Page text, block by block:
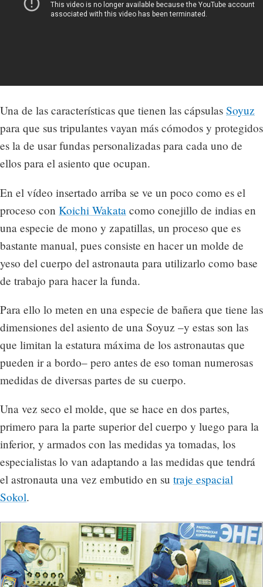
Una de las características que tienen las cápsulas Soyuz
para que sus tripulantes vayan más cómodos y protegidos
es la de usar fundas personalizadas para cada uno de
ellos para el asiento que ocupan.
En el vídeo insertado arriba se ve un poco como es el
proceso con Koichi Wakata como conejillo de indias en
una especie de mono y zapatillas, un proceso que es
bastante manual, pues consiste en hacer un molde de
yeso del cuerpo del astronauta para utilizarlo como base
de trabajo para hacer la funda.
Para ello lo meten en una especie de bañera que tiene las
dimensiones del asiento de una Soyuz –y estas son las
que limitan la estatura máxima de los astronautas que
pueden ir a bordo– pero antes de eso toman numerosas
medidas de diversas partes de su cuerpo.
Una vez seco el molde, que se hace en dos partes,
primero para la parte superior del cuerpo y luego para la
inferior, y armados con las medidas ya tomadas, los
especialistas lo van adaptando a las medidas que tendrá
el astronauta una vez embutido en su traje espacial
Sokol.